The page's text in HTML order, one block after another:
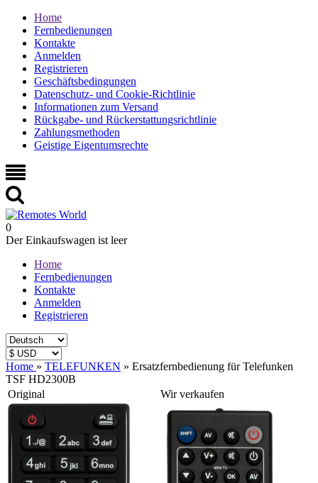
Home
Fernbedienungen
Kontakte
Anmelden
Registrieren
Geschäftsbedingungen
Datenschutz- und Cookie-Richtlinie
Informationen zum Versand
Rückgabe- und Rückerstattungsrichtlinie
Zahlungsmethoden
Geistige Eigentumsrechte
0
Der Einkaufswagen ist leer
Home
Fernbedienungen
Kontakte
Anmelden
Registrieren
Home » TELEFUNKEN » Ersatzfernbedienung für Telefunken
TSF HD2300B
Original
Wir verkaufen